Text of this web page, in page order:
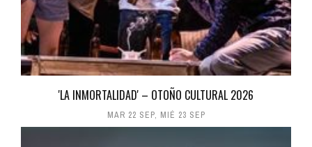
'LA INMORTALIDAD' – OTOÑO CULTURAL 2026
MAR 22 SEP, MIÉ 23 SEP